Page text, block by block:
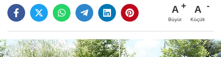
A
Büyüt
A
Küçült